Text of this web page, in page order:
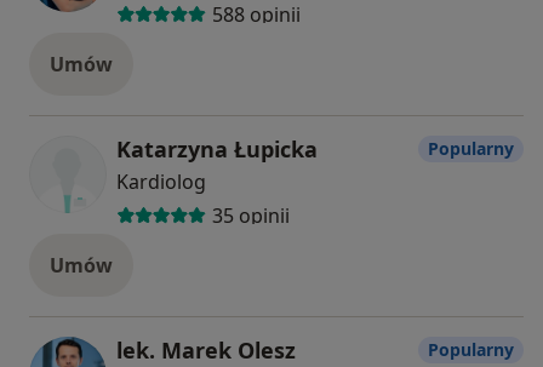
588 opinii
Umów
Katarzyna Łupicka
Kardiolog
35 opinii
Popularny
Umów
lek. Marek Olesz Popularny